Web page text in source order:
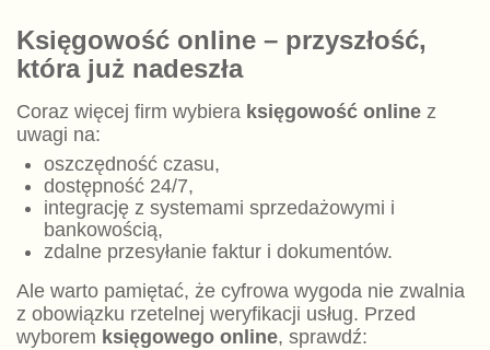
Księgowość online – przyszłość,
która już nadeszła
Coraz więcej firm wybiera księgowość onlinez
uwagi na:
oszczędność czasu,
dostępność 24/7,
integrację z systemami sprzedażowymi i
bankowością,
zdalne przesyłanie faktur i dokumentów.
Ale warto pamiętać, że cyfrowa wygoda nie zwalnia
z obowiązku rzetelnej weryfikacji usług. Przed
wyborem księgowego online, sprawdź: